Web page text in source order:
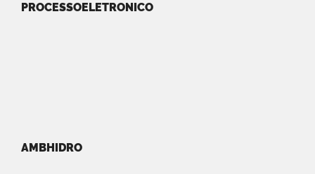
PROCESSOELETRONICO
AMBHIDRO